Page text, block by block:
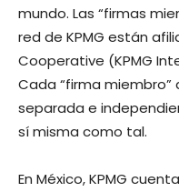
mundo. Las “firmas
red de KPMG están
Cooperative (KPMG
Cada “firma miembro”
separada e
sí misma como tal.
En México, KPMG